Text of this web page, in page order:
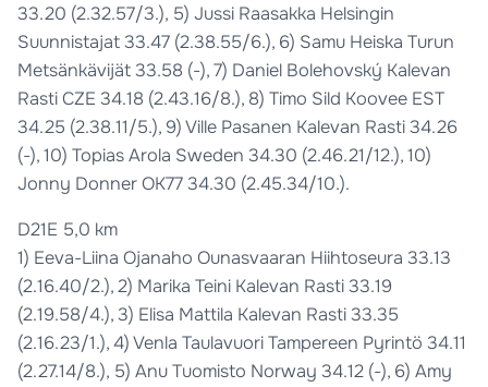
33.20 (2.32.57/3.), 5) Jussi Raasakka Helsingin
Suunnistajat 33.47 (2.38.55/6.), 6) Samu Heiska Turun
Metsänkävijät 33.58 (-), 7) Daniel Bolehovský Kalevan
Rasti CZE 34.18 (2.43.16/8.), 8) Timo Sild Koovee EST
34.25 (2.38.11/5.), 9) Ville Pasanen Kalevan Rasti 34.26
(-), 10) Topias Arola Sweden 34.30 (2.46.21/12.), 10)
Jonny Donner OK77 34.30 (2.45.34/10.).
D21E 5,0 km
1) Eeva-Liina Ojanaho Ounasvaaran Hiihtoseura 33.13
(2.16.40/2.), 2) Marika Teini Kalevan Rasti 33.19
(2.19.58/4.), 3) Elisa Mattila Kalevan Rasti 33.35
(2.16.23/1.), 4) Venla Taulavuori Tampereen Pyrintö 34.11
(2.27.14/8.), 5) Anu Tuomisto Norway 34.12 (-), 6) Amy